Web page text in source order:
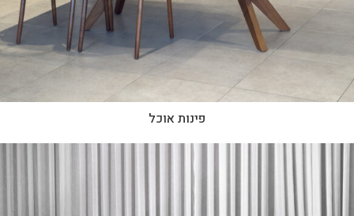
פינות אוכל